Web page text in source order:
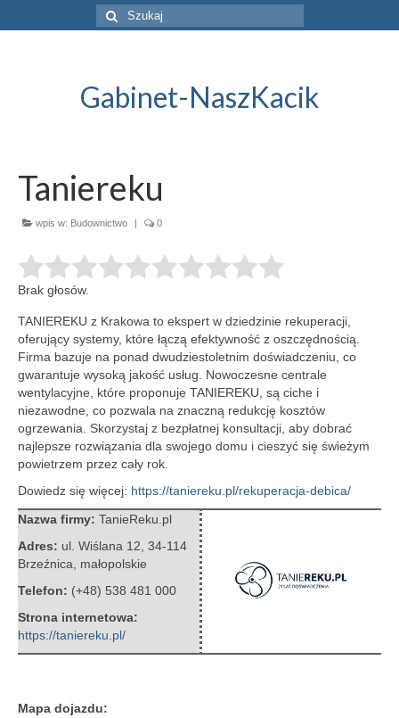
Szuklaj
w:
Gabinet-NaszKacik
Taniereku
wpis w: Budownictwo | 0
Brak głosów.
TANIEREKU z Krakowa to ekspert w dziedzinie rekuperacji,
oferujący systemy, które łączą efektywność z oszczędnością.
Firma bazuje na ponad dwudziestoletnim doświadczeniu, co
gwarantuje wysoką jakość usług. Nowoczesne centrale
wentylacyjne, które proponuje TANIEREKU, są ciche i
niezawodne, co pozwala na znaczną redukcję kosztów
ogrzewania. Skorzystaj z bezpłatnej konsultacji, aby dobrać
najlepsze rozwiązania dla swojego domu i cieszyć się świeżym
powietrzem przez cały rok.
Dowiedz się więcej: https://taniereku.pl/rekuperacja-debica/
Nazwa firmy: TanieReku.pl
Adres: ul. Wiślana 12 34-114
Brzeźnica
małopolskie
Telefon: (+48) 538 481 000
Strona internetowa:
https://taniereku.pl/
Mapa dojazdu: